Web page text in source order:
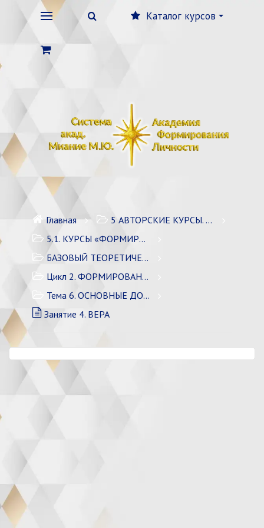
Каталог курсов
Главная
5 АВТОРСКИЕ КУРСЫ. ЛИЧНОСТНЫЙ РОСТ
5.1. КУРСЫ «ФОРМИРОВАНИЕ ЛИЧНОСТИ» / 7 курсов
БАЗОВЫЙ ТЕОРЕТИЧЕСКИЙ КУРС
Цикл 2. ФОРМИРОВАНИЕ ЛИЧНОСТИ
Тема 6. ОСНОВНЫЕ ДОСТОИНСТВА
Занятие 4. ВЕРА